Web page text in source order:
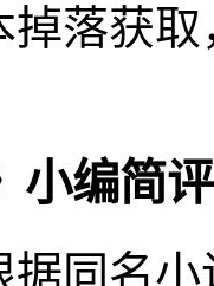
掉落获
小编简
据同名